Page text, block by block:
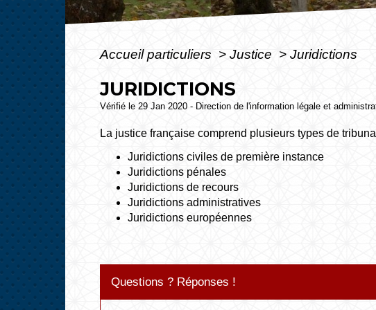
Accueil particuliers > Justice > Juridictions
JURIDICTIONS
Vérifié le 29 Jan 2020 - Direction de l'information légale et
La justice française comprend plusieurs types de
Juridictions civiles de première instance
Juridictions pénales
Juridictions de recours
Juridictions administratives
Juridictions européennes
Questions ? Réponses !